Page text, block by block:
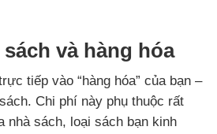
và hàng hóa
tiếp vào “hàng hóa” của bạn –
Chi phí này phụ thuộc rất
nhà sách, loại sách bạn kinh